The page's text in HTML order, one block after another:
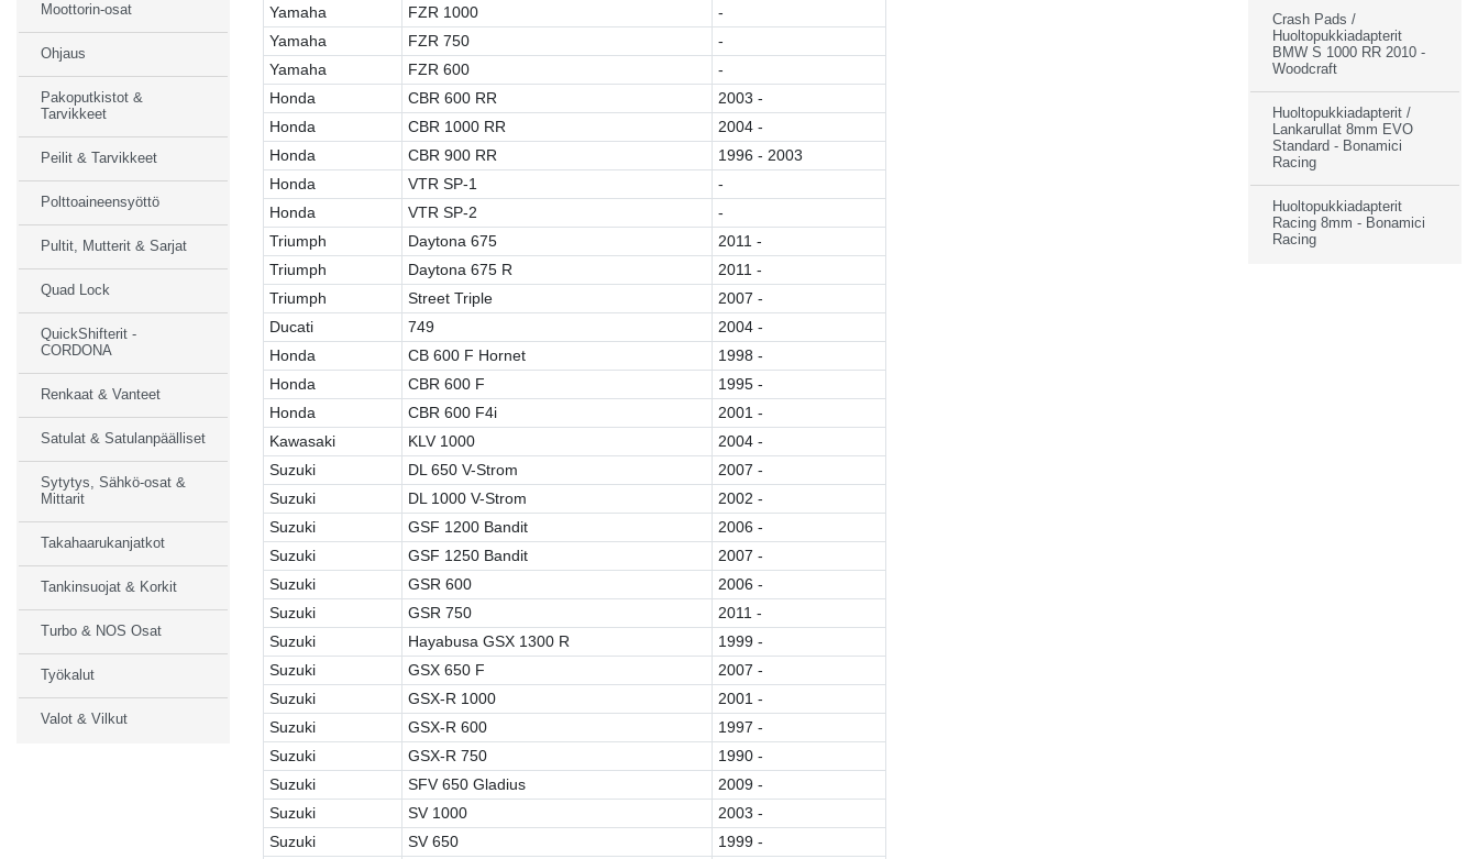
Yamaha
FZR 1000
-
Yamaha
FZR 750
-
Yamaha
FZR 600
-
Honda
CBR 600 RR
2003 -
Honda
CBR 1000 RR
2004 -
Honda
CBR 900 RR
1996 - 2003
Honda
VTR SP-1
-
Honda
VTR SP-2
-
Triumph
Daytona 675
2011 -
Triumph
Daytona 675 R
2011 -
Triumph
Street Triple
2007 -
Ducati
749
2004 -
Honda
CB 600 F Hornet
1998 -
Honda
CBR 600 F
1995 -
Honda
CBR 600 F4i
2001 -
Kawasaki
KLV 1000
2004 -
Suzuki
DL 650 V-Strom
2007 -
Suzuki
DL 1000 V-Strom
2002 -
Suzuki
GSF 1200 Bandit
2006 -
Suzuki
GSF 1250 Bandit
2007 -
Suzuki
GSR 600
2006 -
Suzuki
GSR 750
2011 -
Suzuki
Hayabusa GSX 1300 R
1999 -
Suzuki
GSX 650 F
2007 -
Suzuki
GSX-R 1000
2001 -
Suzuki
GSX-R 600
1997 -
Suzuki
GSX-R 750
1990 -
Suzuki
SFV 650 Gladius
2009 -
Suzuki
SV 1000
2003 -
Suzuki
SV 650
1999 -
Moottorin-osat
Ohjaus
Pakoputkistot &
Tarvikkeet
Peilit & Tarvikkeet
Polttoaineensyöttö
Pultit, Mutterit & Sarjat
Quad Lock
QuickShifterit -
CORDONA
Renkaat & Vanteet
Satulat & Satulanpäälliset
Sytytys, Sähkö-osat &
Mittarit
Takahaarukanjatkot
Tankinsuojat & Korkit
Turbo & NOS Osat
Työkalut
Valot & Vilkut
Crash Pads /
Huoltopukkiadapterit
BMW S 1000 RR 2010 -
Woodcraft
Huoltopukkiadapterit /
Lankarullat 8mm EVO
Standard - Bonamici
Racing
Huoltopukkiadapterit
Racing 8mm - Bonamici
Racing